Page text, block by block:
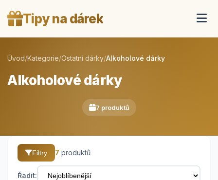
Tipy na dárek
Úvod/Kategorie/Ostatní dárky/Alkoholové dárky
Alkoholové dárky
7 produktů
Filtry 7 produktů
Řadit: